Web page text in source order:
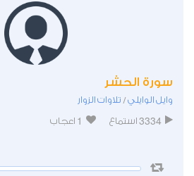
سورة الحشر
وايل الوايلي/ تلاوات الزوار
3334 استماع 1 اعجاب